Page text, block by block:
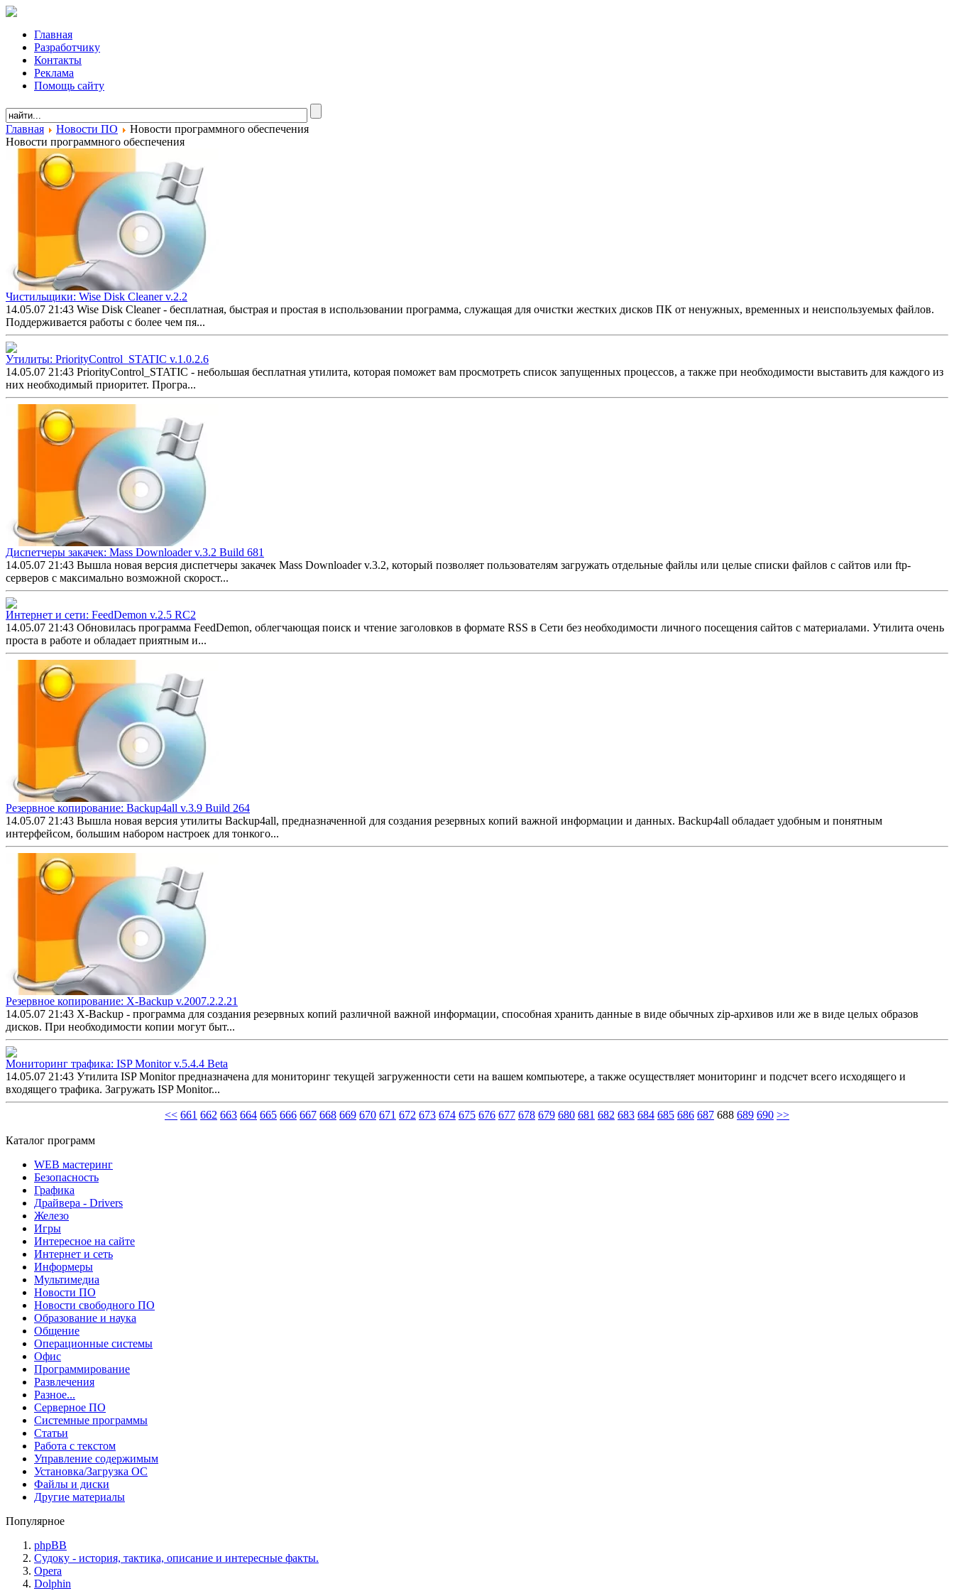
Главная
Разработчику
Контакты
Реклама
Помощь сайту
Главная Новости ПО
Новости программного обеспечения
Новости программного обеспечения
Чистильщики: Wise Disk Cleaner v.2.2
14.05.07 21:43 Wise Disk Cleaner - бесплатная, быстрая и простая в использовании программа, служащая для очистки жестких дисков ПК от ненужных, временных и неиспользуемых файлов.
Поддерживается работы с более чем пя...
Утилиты: PriorityControl_STATIC v.1.0.2.6
14.05.07 21:43 PriorityControl_STATIC - небольшая бесплатная утилита, которая поможет вам просмотреть список запущенных процессов, а также при необходимости выставить для каждого из
них необходимый приоритет. Програ...
Диспетчеры закачек: Mass Downloader v.3.2 Build 681
14.05.07 21:43 Вышла новая версия диспетчеры закачек Mass Downloader v.3.2, который позволяет пользователям загружать отдельные файлы или целые списки файлов с сайтов или ftp-
серверов с максимально возможной скорост...
Интернет и сети: FeedDemon v.2.5 RC2
14.05.07 21:43 Обновилась программа FeedDemon, облегчающая поиск и чтение заголовков в формате RSS в Сети без необходимости личного посещения сайтов с материалами. Утилита очень
проста в работе и обладает приятным и...
Резервное копирование: Backup4all v.3.9 Build 264
14.05.07 21:43 Вышла новая версия утилиты Backup4all, предназначенной для создания резервных копий важной информации и данных. Backup4all обладает удобным и понятным
интерфейсом, большим набором настроек для тонкого...
Резервное копирование: X-Backup v.2007.2.2.21
14.05.07 21:43 X-Backup - программа для создания резервных копий различной важной информации, способная хранить данные в виде обычных zip-архивов или же в виде целых образов
дисков. При необходимости копии могут быт...
Мониторинг трафика: ISP Monitor v.5.4.4 Beta
14.05.07 21:43 Утилита ISP Monitor предназначена для мониторинг текущей загруженности сети на вашем компьютере, а также осуществляет мониторинг и подсчет всего исходящего и
входящего трафика. Загружать ISP Monitor...
<< 661 662 663 664 665 666 667 668 669 670 671 672 673 674 675 676 677 678 679 680 681 682 683 684 685 686 687 688 689 690 >>
Каталог программ
WEB мастеринг
Безопасность
Графика
Драйвера - Drivers
Железо
Игры
Интересное на сайте
Интернет и сеть
Информеры
Мультимедиа
Новости ПО
Новости свободного ПО
Образование и наука
Общение
Операционные системы
Офис
Программирование
Развлечения
Разное...
Серверное ПО
Системные программы
Статьи
Работа с текстом
Управление содержимым
Установка/Загрузка ОС
Файлы и диски
Другие материалы
Популярное
phpBB
Судоку - история, тактика, описание и интересные факты.
Opera
Dolphin